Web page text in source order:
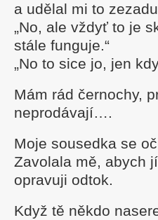
a udělal mi to
„No, ale vždyť to je
stále funguje.“
„No to sice jo, jen
Mám rád černochy,
neprodávají….
Moje sousedka se
Zavolala mě, abych
opravuji odtok.
Když tě někdo